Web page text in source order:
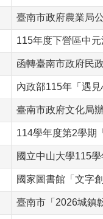
臺南市政府農業局
115年度下營區中
函轉臺南市政府民
內政部115年「遇
臺南市政府文化局
114學年度第2學期
國立中山大學115
國家圖書館「文字
臺南市「2026城鎮